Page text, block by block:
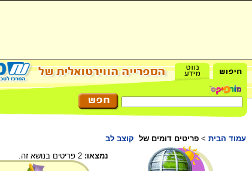
עמוד הבית > פריטים דומים של קוצב לב
נמצאו: